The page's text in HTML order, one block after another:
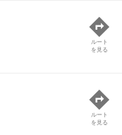
ルート
を見る
ルート
を見る